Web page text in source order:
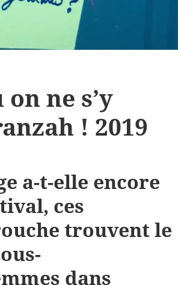
ne s’y
! 2019
a-t-elle encore
ces
trouvent le
dans